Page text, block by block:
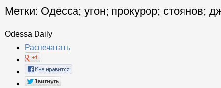
Метки: Одесса; угон; прокурор; стоянов;
Odessa Daily
Распечатать